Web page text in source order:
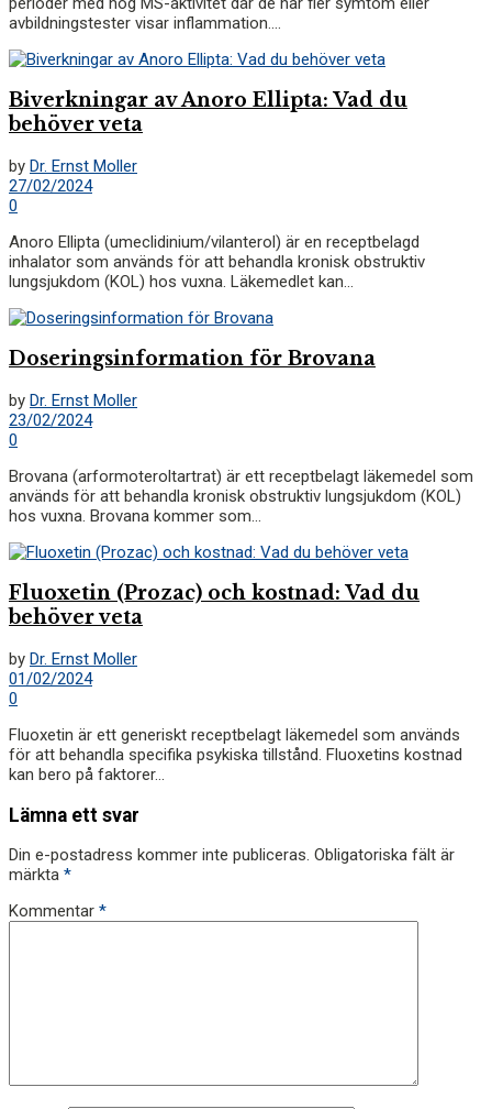
avbildningstester visar inflammation....
Biverkningar av Anoro Ellipta: Vad du
behöver veta
by Dr. Ernst Moller
27/02/2024
0
Anoro Ellipta (umeclidinium/vilanterol) är en receptbelagd
inhalator som används för att behandla kronisk obstruktiv
lungsjukdom (KOL) hos vuxna. Läkemedlet kan...
Doseringsinformation för Brovana
by Dr. Ernst Moller
23/02/2024
0
Brovana (arformoteroltartrat) är ett receptbelagt läkemedel som
används för att behandla kronisk obstruktiv lungsjukdom (KOL)
hos vuxna. Brovana kommer som...
Fluoxetin (Prozac) och kostnad: Vad du
behöver veta
by Dr. Ernst Moller
01/02/2024
0
Fluoxetin är ett generiskt receptbelagt läkemedel som används
för att behandla specifika psykiska tillstånd. Fluoxetins kostnad
kan bero på faktorer...
Lämna ett svar
Din e-postadress kommer inte publiceras. Obligatoriska fält är
märkta *
Kommentar *